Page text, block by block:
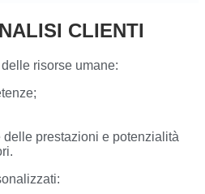
CLIENTI
risorse umane:
prestazioni e potenzialità